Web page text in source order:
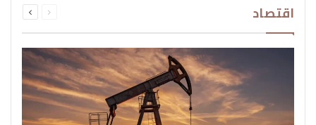
اقتصاد الصفحةالصفحة